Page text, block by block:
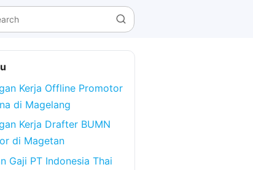
Kerja Offline Promotor
di Magelang
Kerja Drafter BUMN
di Magetan
Gaji PT Indonesia Thai